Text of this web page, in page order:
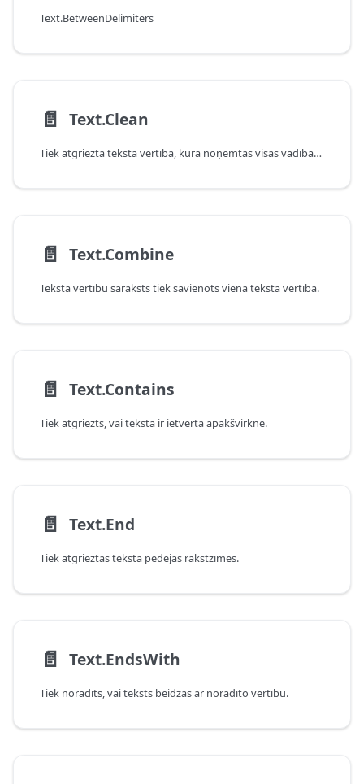
Text.BetweenDelimiters
📄️ Text.Clean
Tiek atgriezta teksta vērtība, kurā noņemtas visas vadības rakstzīmes.
📄️ Text.Combine
Teksta vērtību saraksts tiek savienots vienā teksta vērtībā.
📄️ Text.Contains
Tiek atgriezts, vai tekstā ir ietverta apakšvirkne.
📄️ Text.End
Tiek atgrieztas teksta pēdējās rakstzīmes.
📄️ Text.EndsWith
Tiek norādīts, vai teksts beidzas ar norādīto vērtību.